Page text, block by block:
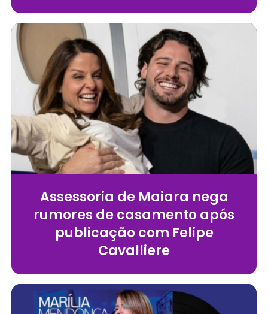
Assessoria de Maiara nega
rumores de casamento após
publicação com Felipe
Cavalliere